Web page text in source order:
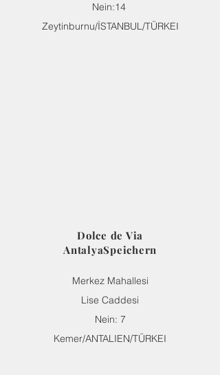
Nein:14
Zeytinburnu/İSTANBUL/TÜRKEI
Dolce de Via
AntalyaSpeichern
Merkez Mahallesi
Lise Caddesi
Nein: 7
Kemer/ANTALIEN/TÜRKEI